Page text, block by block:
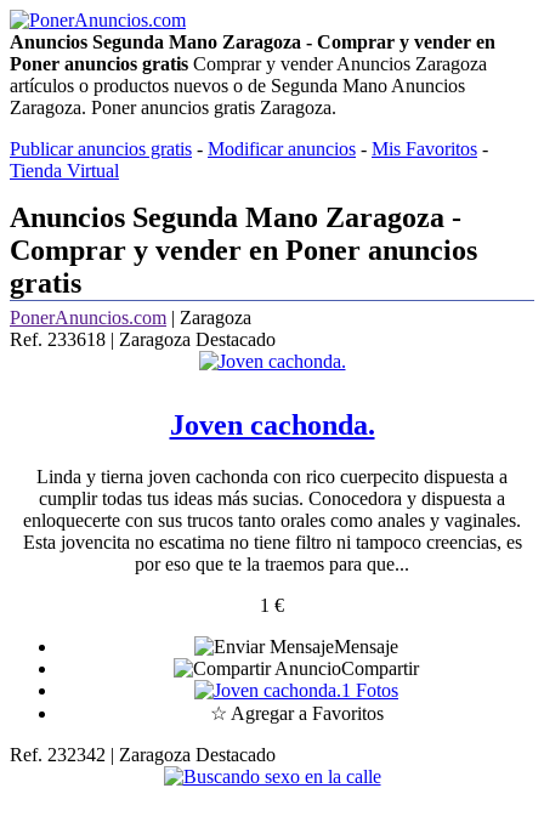
Anuncios Segunda Mano Zaragoza - Comprar y vender en
Poner anuncios gratis Comprar y vender Anuncios Zaragoza
artículos o productos nuevos o de Segunda Mano Anuncios
Zaragoza. Poner anuncios gratis Zaragoza.
Publicar anuncios gratis - Modificar anuncios - Mis Favoritos -
Tienda Virtual
Anuncios Segunda Mano Zaragoza -
Comprar y vender en Poner anuncios
gratis
PonerAnuncios.com | Zaragoza
Ref. 233618 | Zaragoza Destacado
Joven cachonda.
Linda y tierna joven cachonda con rico cuerpecito dispuesta a
cumplir todas tus ideas más sucias. Conocedora y dispuesta a
enloquecerte con sus trucos tanto orales como anales y vaginales.
Esta jovencita no escatima no tiene filtro ni tampoco creencias, es
por eso que te la traemos para que...
1 €
Mensaje
Compartir
1 Fotos
☆ Agregar a Favoritos
Ref. 232342 | Zaragoza Destacado